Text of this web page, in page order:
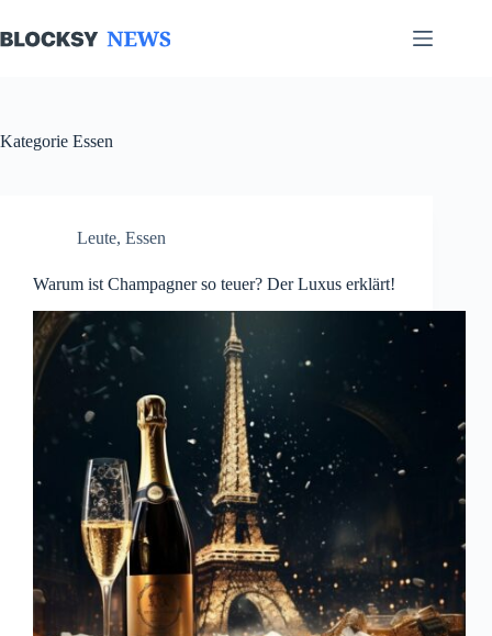
Inhalt
springen
Kategorie Essen
Leute, Essen
Warum ist Champagner so teuer? Der Luxus erklärt!